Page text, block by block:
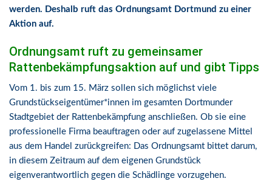
werden. Deshalb ruft das Ordnungsamt Dortmund zu einer
Aktion auf.
Ordnungsamt ruft zu gemeinsamer
Rattenbekämpfungsaktion auf und gibt Tipps
Vom 1. bis zum 15. März sollen sich möglichst viele
Grundstückseigentümer*innen im gesamten Dortmunder
Stadtgebiet der Rattenbekämpfung anschließen. Ob sie eine
professionelle Firma beauftragen oder auf zugelassene Mittel
aus dem Handel zurückgreifen: Das Ordnungsamt bittet darum,
in diesem Zeitraum auf dem eigenen Grundstück
eigenverantwortlich gegen die Schädlinge vorzugehen.